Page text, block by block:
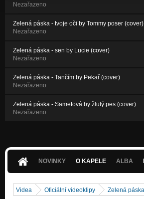
Nezařazeno
Zelená páska - tvoje oči by Tommy poser (cover)
Nezařazeno
Zelená páska - sen by Lucie (cover)
Nezařazeno
Zelená páska - Tančím by Pekař (cover)
Nezařazeno
Zelená páska - Sametová by žlutý pes (cover)
Nezařazeno
NOVINKY O KAPELE ALBA
Videa Oficiální videoklipy Zelená